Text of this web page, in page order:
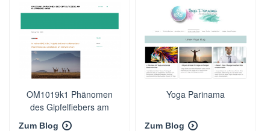
OM1019k1 Phänomen
des Gipfelfiebers am
Kilimandscharo
Zum Blog
Yoga Parinama
Zum Blog